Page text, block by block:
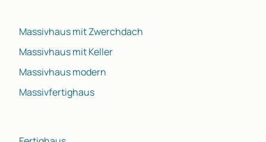
Massivhaus mit Zwerchdach
Massivhaus mit Keller
Massivhaus modern
Massivfertighaus